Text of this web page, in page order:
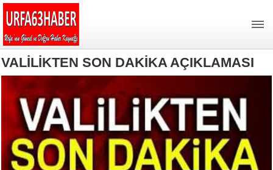
VALİLİKTEN SON DAKİKA AÇIKLAMASI